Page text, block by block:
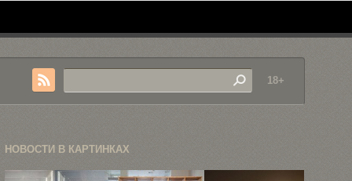
18+
НОВОСТИ В КАРТИНКАХ